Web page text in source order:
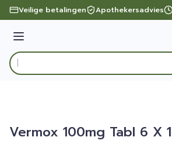
Ga naar de inhoud
Veilige betalingen Apothekersadvies
Menu
Product, merk, categorie...
Vermox 100mg Tabl 6 X